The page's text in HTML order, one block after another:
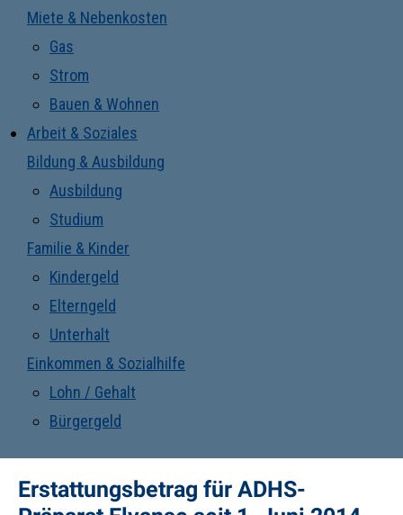
Miete & Nebenkosten
Gas
Strom
Bauen & Wohnen
Arbeit & Soziales
Bildung & Ausbildung
Ausbildung
Studium
Familie & Kinder
Kindergeld
Elterngeld
Unterhalt
Einkommen & Sozialhilfe
Lohn / Gehalt
Bürgergeld
Erstattungsbetrag für ADHS-